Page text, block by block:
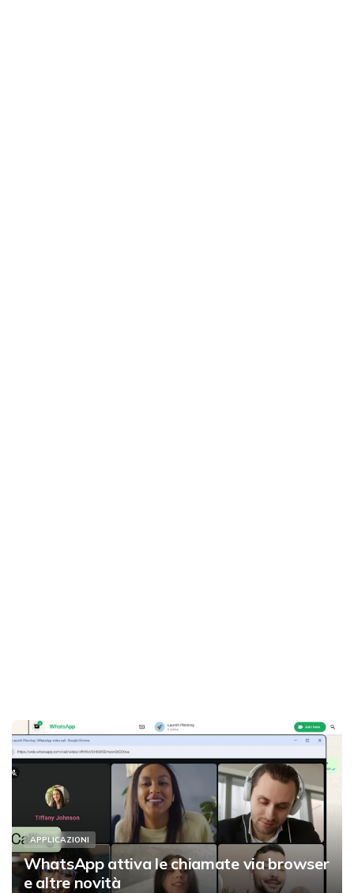
APPLICAZIONI
WhatsApp attiva le chiamate via browser
e altre novità